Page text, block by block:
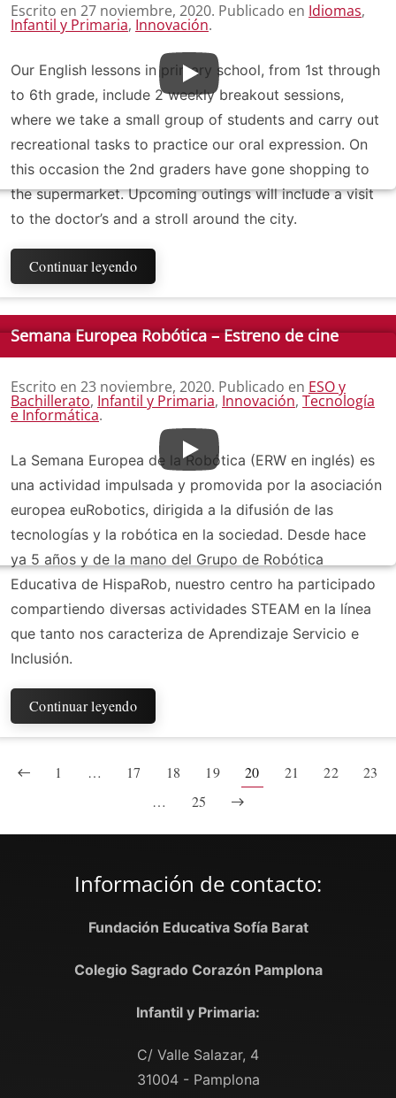
Escrito en 27 noviembre, 2020. Publicado en Idiomas,
Infantil y Primaria, Innovación.
Our English lessons in primary school, from 1st through
to 6th grade, include 2 weekly breakout sessions,
where we take a small group of students and carry out
recreational tasks to practice our oral expression. On
this occasion the 2nd graders have gone shopping to
the supermarket. Upcoming outings will include a visit
to the doctor’s and a stroll around the city.
Continuar leyendo
Semana Europea Robótica – Estreno de cine
Escrito en 23 noviembre, 2020. Publicado en ESO y
Bachillerato, Infantil y Primaria, Innovación, Tecnología
e Informática.
La Semana Europea de la Robótica (ERW en inglés) es
una actividad impulsada y promovida por la asociación
europea euRobotics, dirigida a la difusión de las
tecnologías y la robótica en la sociedad. Desde hace
ya 5 años y de la mano del Grupo de Robótica
Educativa de HispaRob, nuestro centro ha participado
compartiendo diversas actividades STEAM en la línea
que tanto nos caracteriza de Aprendizaje Servicio e
Inclusión.
Continuar leyendo
1 … 17 18 19 20 21 22
23
…
25
Información de contacto:
Fundación Educativa Sofía Barat
Colegio Sagrado Corazón Pamplona
Infantil y Primaria:
C/ Valle Salazar, 4
31004 - Pamplona